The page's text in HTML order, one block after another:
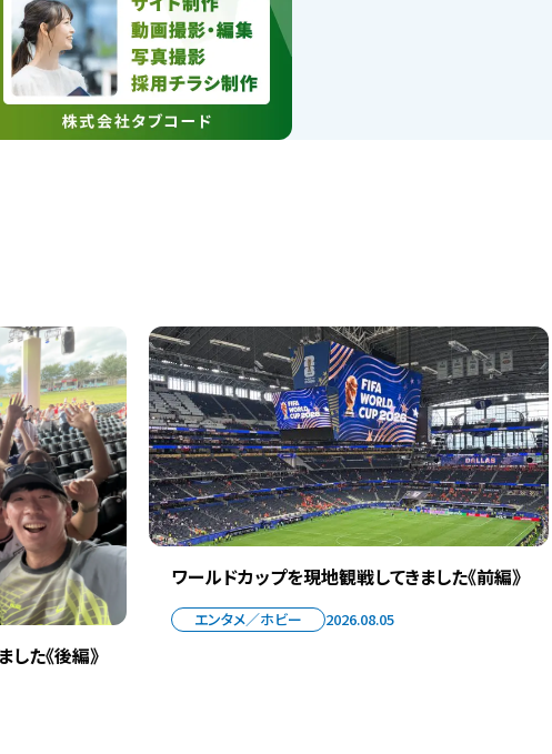
た《後編》
ワールドカップを現地観戦してきました《前編》
エンタメ／ホビー 2026.08.05